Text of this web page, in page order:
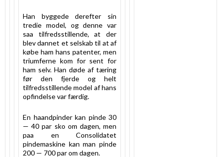
Han byggede derefter sin
tredie model, og denne var
saa tilfredsstillende, at der
blev dannet et selskab til at af
købe ham hans patenter, men
triumferne kom for sent for
ham selv. Han døde af tæring
før den fjerde og helt
tilfredsstillende model af hans
opfindelse var færdig.
En haandpinder kan pinde 30
— 40 par sko om dagen, men
paa en Consolidatet
pindemaskine kan man pinde
200 — 700 par om dagen.